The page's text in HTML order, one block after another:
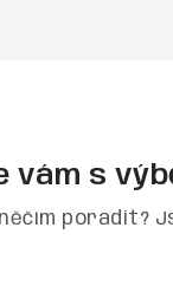
vám s
poradit?